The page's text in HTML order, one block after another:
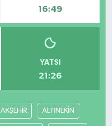
16:49
YATSI
21:26
AKŞEHİR ALTINEKİN